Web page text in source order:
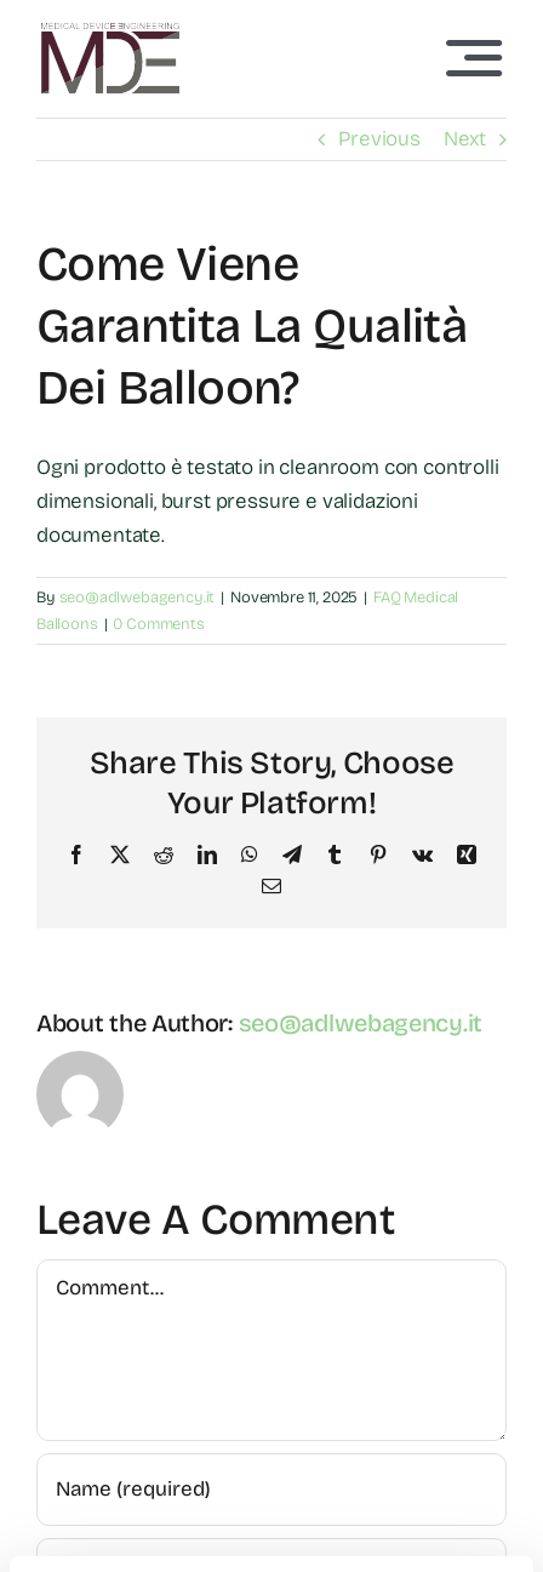
content
Tecnologie
Contatti
Previous Next
Come Viene
Garantita La Qualità
Dei Balloon?
Ogni prodotto è testato in cleanroom con controlli
dimensionali, burst pressure e validazioni
documentate.
By seo@adlwebagency.it | Novembre 11, 2025 | FAQ Medical
Balloons | 0 Comments
Share This Story, Choose
Your Platform!
Facebook
X RedditLinkedInWhatsApp
TelegramTumblr PinterestVk
Xing
Email
About the Author: seo@adlwebagency.it
Leave A Comment
Comment